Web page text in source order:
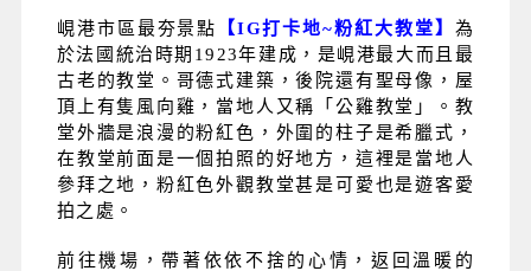
峴港市區最夯景點 【IG打卡地~粉紅大教堂】 為
於法國統治時期1923年建成，是峴港最大而且最
古老的教堂。哥德式建築，後院還有聖母像，屋
頂上有隻風向雞，當地人又稱「公雞教堂」。教
堂外牆是浪漫的粉紅色，外圍的柱子是希臘式，
在教堂前面是一個拍照的好地方，這裡是當地人
參拜之地，粉紅色外觀教堂甚是可愛也是遊客愛
拍之處。
前往機場，帶著依依不捨的心情，返回溫暖的